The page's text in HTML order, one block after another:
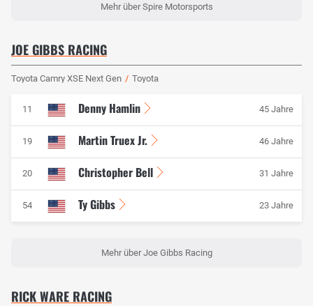
Mehr über Spire Motorsports
JOE GIBBS RACING
Toyota Camry XSE Next Gen / Toyota
11 Denny Hamlin 45 Jahre
19 Martin Truex Jr. 46 Jahre
20 Christopher Bell 31 Jahre
54 Ty Gibbs 23 Jahre
Mehr über Joe Gibbs Racing
RICK WARE RACING